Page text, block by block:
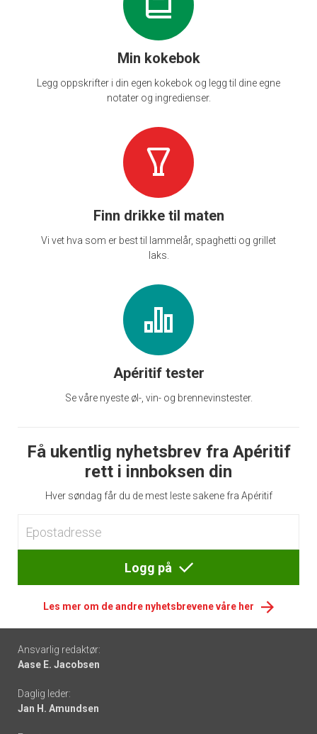
Min kokebok
Legg oppskrifter i din egen kokebok og legg til dine egne
notater og ingredienser.
Finn drikke til maten
Vi vet hva som er best til lammelår, spaghetti og grillet
laks.
Apéritif tester
Se våre nyeste øl-, vin- og brennevinstester.
Få ukentlig nyhetsbrev fra Apéritif
rett i innboksen din
Hver søndag får du de mest leste sakene fra Apéritif
Logg på
Les mer om de andre nyhetsbrevene våre her
Footer
-
links
Ansvarlig redaktør:
Aase E. Jacobsen
Daglig leder:
Jan H. Amundsen